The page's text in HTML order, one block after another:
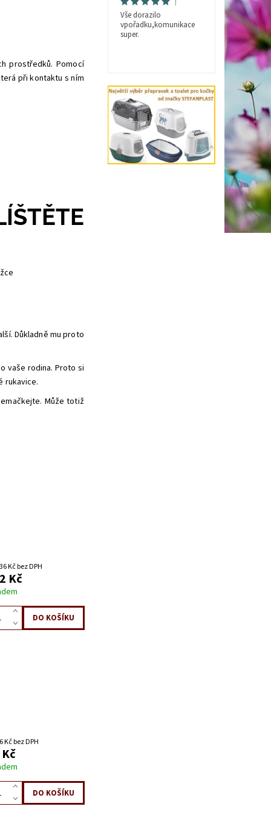
prostředků. Pomocí
při kontaktu s ním
Důkladně mu proto
vaše rodina. Proto si
rukavice.
Může totiž
Kč bez DPH
Kč
Kč bez DPH
Vše dorazilo
vpořadku,komunikace
super.